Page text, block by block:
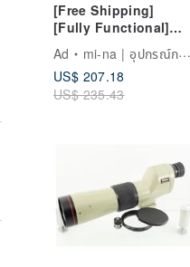
[Free Shipping]
[Fully Functional]
Limited Edition with
Natural Wood Veneer
Old Film Camera
Konica C35
Ad
mi-na | อุปกรณ์กล้องจากโตเกียว
US$ 207.18
US$ 235.43